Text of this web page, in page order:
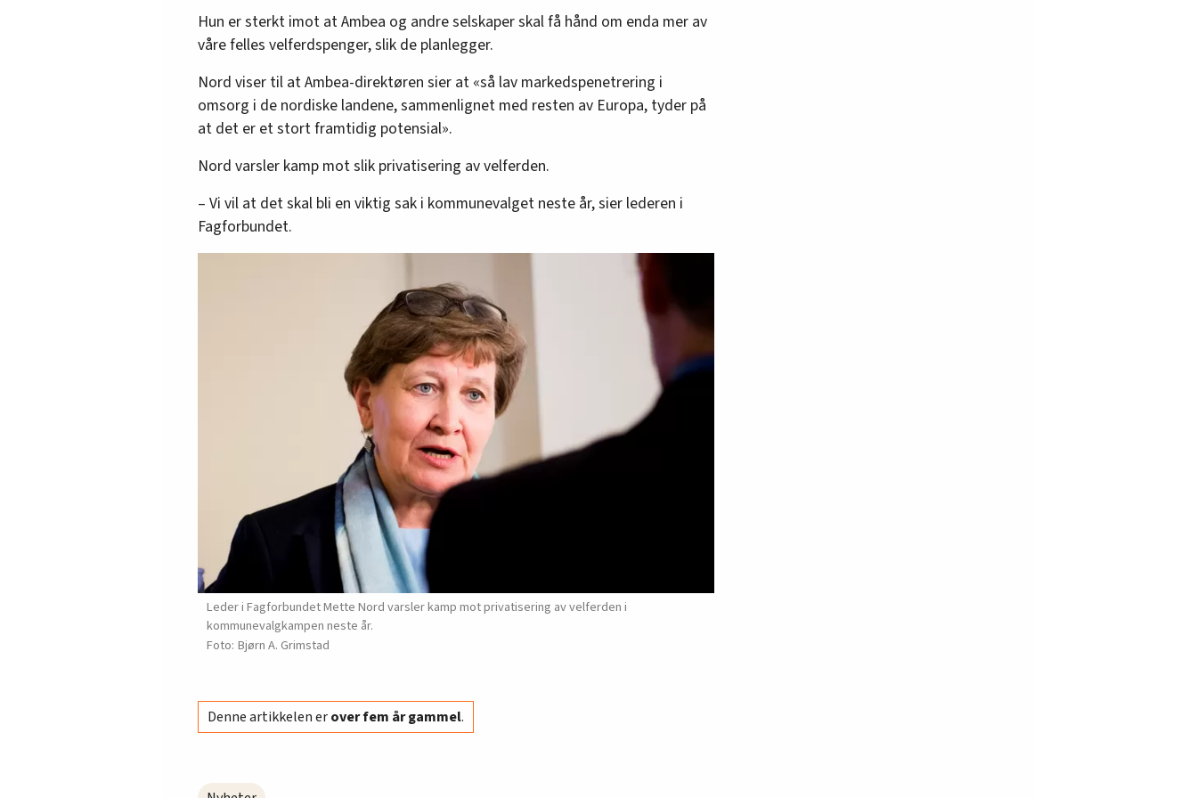
Hun er sterkt imot at Ambea og andre selskaper skal få hånd om enda mer av
våre felles velferdspenger, slik de planlegger.
Nord viser til at Ambea-direktøren sier at «så lav markedspenetrering i
omsorg i de nordiske landene, sammenlignet med resten av Europa, tyder på
at det er et stort framtidig potensial».
Nord varsler kamp mot slik privatisering av velferden.
– Vi vil at det skal bli en viktig sak i kommunevalget neste år, sier lederen i
Fagforbundet.
Leder i Fagforbundet Mette Nord varsler kamp mot privatisering av velferden i
kommunevalgkampen neste år.
Bjørn A. Grimstad
Denne artikkelen erover fem år gammel.